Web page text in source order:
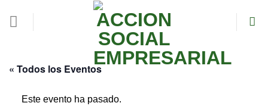
« Todos los Eventos
Este evento ha pasado.